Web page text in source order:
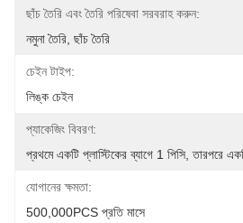
ছাঁচ তৈরি এবং তৈরি পরিষেবা সরবরাহ করুন:
নমুনা তৈরি, ছাঁচ তৈরি
চেইন টাইপ:
লিঙ্ক চেইন
প্যাকেজিং বিবরণ:
প্রথমে একটি প্লাস্টিকের ব্যাগে 1 পিসি, তারপরে
যোগানের ক্ষমতা:
500,000PCS প্রতি মাসে